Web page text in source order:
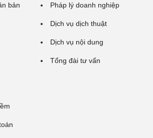
bản Pháp lý doanh nghiệp
Dịch vụ dịch thuật
Dịch vụ nội dung
Tổng đài tư vấn